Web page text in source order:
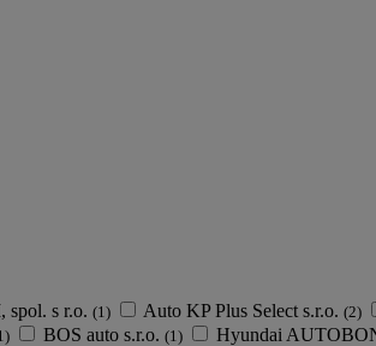
s r.o. (1) Auto KP Plus Select s.r.o. (2)
BOS auto s.r.o. (1) Hyundai